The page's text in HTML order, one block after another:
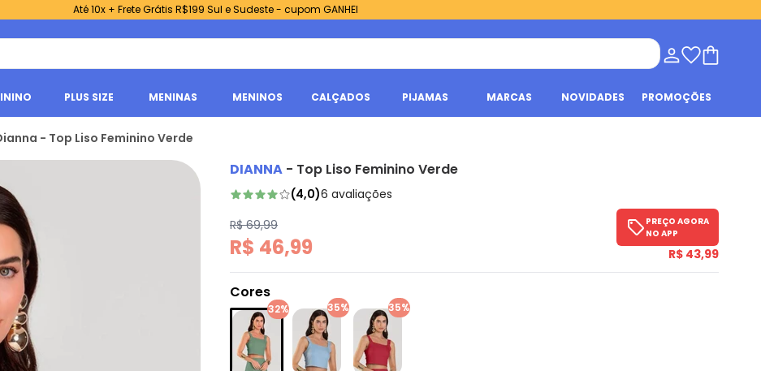
Até 10x + Frete Grátis R$199 Sul e Sudeste - cupom GANHEI
PLUS SIZE MENINAS MENINOS CALÇADOS PIJAMAS MARCAS NOVIDADES PROMOÇÕES
- Top Liso Feminino Verde
DIANNA - Top Liso Feminino Verde
(4,0)6 avaliações
R$ 69,99
R$ 46,99
PREÇO AGORA
NO APP
R$ 43,99
Cores
32% 35% 35%